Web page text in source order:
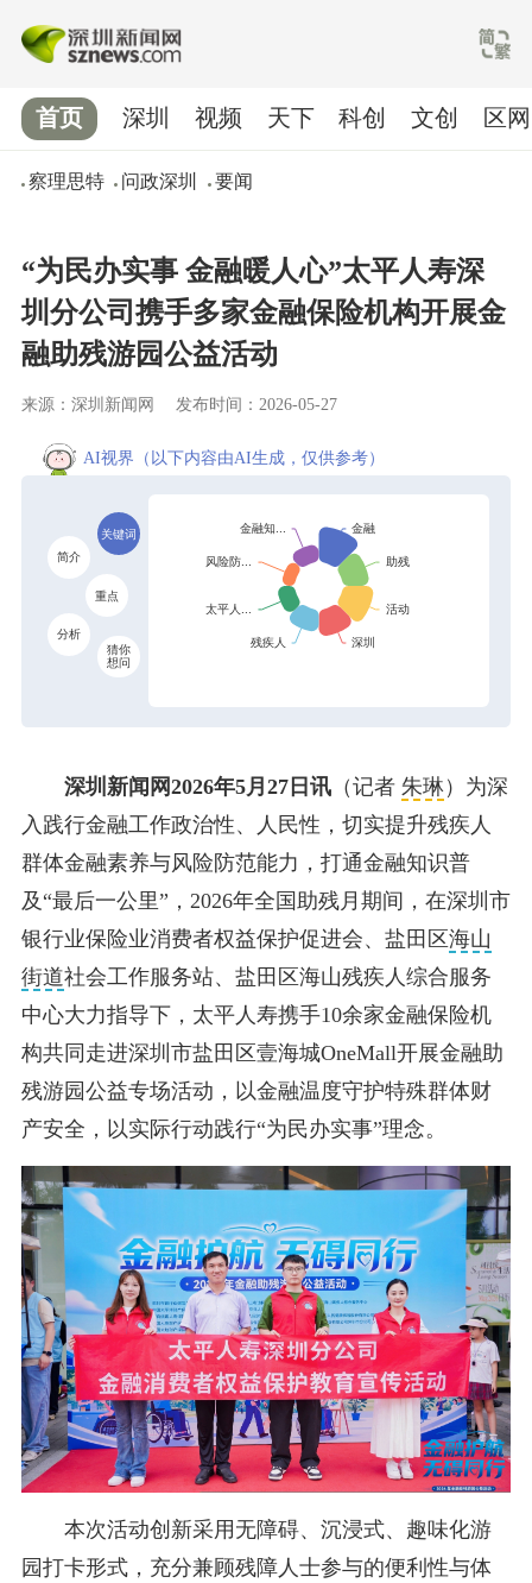
首页
察理思特 问政深圳 要闻
深圳 视频 天下 科创 文创 区网
“为民办实事 金融暖人心”太平人寿深
圳分公司携手多家金融保险机构开展金
融助残游园公益活动
来源：深圳新闻网 发布时间：2026-05-27
AI视界 （以下内容由AI生成，仅供参考）
关键词
简介
重点
分析
猜你
想问
深圳新闻网2026年5月27日讯（记者 朱琳）为深
入践行金融工作政治性、人民性，切实提升残疾人
群体金融素养与风险防范能力，打通金融知识普
及“最后一公里”，2026年全国助残月期间，在深圳市
银行业保险业消费者权益保护促进会、盐田区海山
街道社会工作服务站、盐田区海山残疾人综合服务
中心大力指导下，太平人寿携手10余家金融保险机
构共同走进深圳市盐田区壹海城OneMall开展金融助
残游园公益专场活动，以金融温度守护特殊群体财
产安全，以实际行动践行“为民办实事”理念。
本次活动创新采用无障碍、沉浸式、趣味化游
园打卡形式，充分兼顾残障人士参与的便利性与体